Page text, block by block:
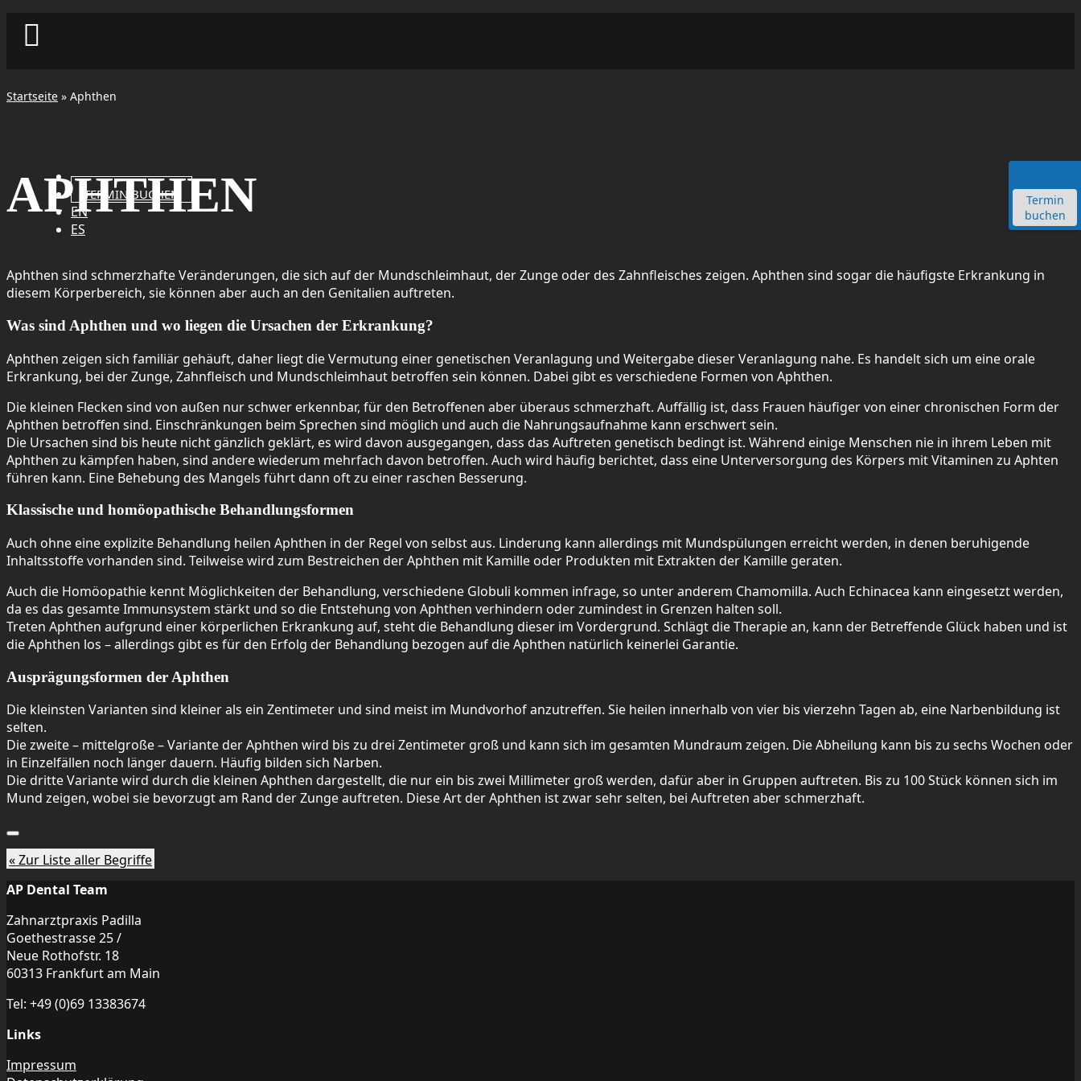
Termin
buchen

TERMIN BUCHEN
EN
ES
Startseite » Aphthen
APHTHEN
Aphthen sind schmerzhafte Veränderungen, die sich auf der Mundschleimhaut, der Zunge oder des Zahnfleisches zeigen. Aphthen sind sogar die häufigste Erkrankung in
diesem Körperbereich, sie können aber auch an den Genitalien auftreten.
Was sind Aphthen und wo liegen die Ursachen der Erkrankung?
Aphthen zeigen sich familiär gehäuft, daher liegt die Vermutung einer genetischen Veranlagung und Weitergabe dieser Veranlagung nahe. Es handelt sich um eine orale
Erkrankung, bei der Zunge, Zahnfleisch und Mundschleimhaut betroffen sein können. Dabei gibt es verschiedene Formen von Aphthen.
Die kleinen Flecken sind von außen nur schwer erkennbar, für den Betroffenen aber überaus schmerzhaft. Auffällig ist, dass Frauen häufiger von einer chronischen Form der
Aphthen betroffen sind. Einschränkungen beim Sprechen sind möglich und auch die Nahrungsaufnahme kann erschwert sein.
Die Ursachen sind bis heute nicht gänzlich geklärt, es wird davon ausgegangen, dass das Auftreten genetisch bedingt ist. Während einige Menschen nie in ihrem Leben mit
Aphthen zu kämpfen haben, sind andere wiederum mehrfach davon betroffen. Auch wird häufig berichtet, dass eine Unterversorgung des Körpers mit Vitaminen zu Aphten
führen kann. Eine Behebung des Mangels führt dann oft zu einer raschen Besserung.
Klassische und homöopathische Behandlungsformen
Auch ohne eine explizite Behandlung heilen Aphthen in der Regel von selbst aus. Linderung kann allerdings mit Mundspülungen erreicht werden, in denen beruhigende
Inhaltsstoffe vorhanden sind. Teilweise wird zum Bestreichen der Aphthen mit Kamille oder Produkten mit Extrakten der Kamille geraten.
Auch die Homöopathie kennt Möglichkeiten der Behandlung, verschiedene Globuli kommen infrage, so unter anderem Chamomilla. Auch Echinacea kann eingesetzt werden,
da es das gesamte Immunsystem stärkt und so die Entstehung von Aphthen verhindern oder zumindest in Grenzen halten soll.
Treten Aphthen aufgrund einer körperlichen Erkrankung auf, steht die Behandlung dieser im Vordergrund. Schlägt die Therapie an, kann der Betreffende Glück haben und ist
die Aphthen los – allerdings gibt es für den Erfolg der Behandlung bezogen auf die Aphthen natürlich keinerlei Garantie.
Ausprägungsformen der Aphthen
Die kleinsten Varianten sind kleiner als ein Zentimeter und sind meist im Mundvorhof anzutreffen. Sie heilen innerhalb von vier bis vierzehn Tagen ab, eine Narbenbildung ist
selten.
Die zweite – mittelgroße – Variante der Aphthen wird bis zu drei Zentimeter groß und kann sich im gesamten Mundraum zeigen. Die Abheilung kann bis zu sechs Wochen oder
in Einzelfällen noch länger dauern. Häufig bilden sich Narben.
Die dritte Variante wird durch die kleinen Aphthen dargestellt, die nur ein bis zwei Millimeter groß werden, dafür aber in Gruppen auftreten. Bis zu 100 Stück können sich im
Mund zeigen, wobei sie bevorzugt am Rand der Zunge auftreten. Diese Art der Aphthen ist zwar sehr selten, bei Auftreten aber schmerzhaft.
« Zur Liste aller Begriffe
AP Dental Team
Zahnarztpraxis Padilla
Goethestrasse 25 /
Neue Rothofstr. 18
60313 Frankfurt am Main
Tel: +49 (0)69 13383674
Links
Impressum